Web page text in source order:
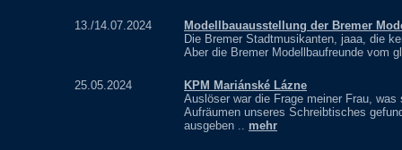
13./14.07.2024
Modellbauausstellung der Bremer
Die Bremer Stadtmusikanten, jaaa, die
Aber die Bremer Modellbaufreunde vom
25.05.2024
KPM Mariánské Lázne
Auslöser war die Frage meiner Frau,
Aufräumen unseres Schreibtisches
ausgeben .. mehr